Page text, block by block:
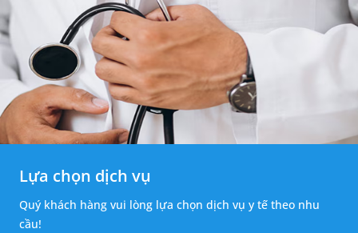
Lựa chọn dịch vụ
Quý khách hàng vui lòng lựa chọn dịch vụ y tế theo nhu
cầu!